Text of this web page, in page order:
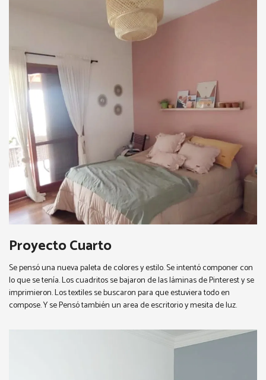
Proyecto Cuarto
Se pensó una nueva paleta de colores y estilo. Se intentó componer con
lo que se tenía. Los cuadritos se bajaron de las láminas de Pinterest y se
imprimieron. Los textiles se buscaron para que estuviera todo en
compose. Y se Pensó también un area de escritorio y mesita de luz.